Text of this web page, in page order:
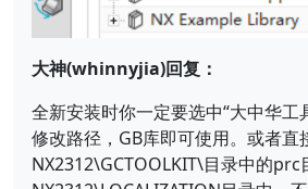
大神(whinnyjia)回复：
全新安装时你一定要选中“大中华工
修改路径，GB库即可使用。或者直
NX2312\GCTOOLKIT\目录中的prc